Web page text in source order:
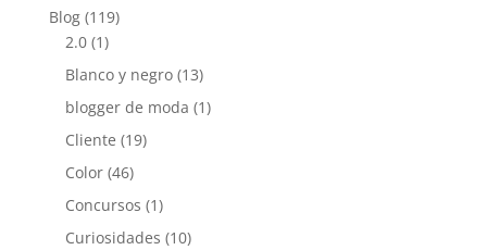
Blog(119)
2.0(1)
Blanco y negro(13)
blogger de moda (1)
Cliente (19)
Color(46)
Concursos (1)
Curiosidades (10)